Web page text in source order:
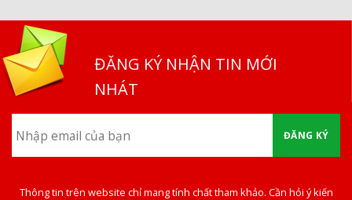
ĐĂNG KÝ NHẬN TIN MỚI
NHÁT
ĐĂNG KÝ
Thông tin trên website chỉ mang tính chất tham khảo. Cần hỏi ý kiến